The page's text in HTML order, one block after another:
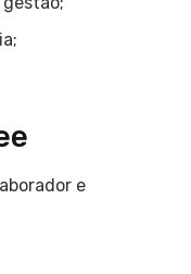
e